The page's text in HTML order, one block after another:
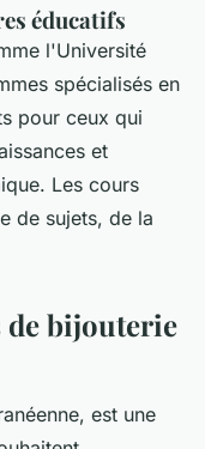
éducatifs
l'Université
spécialisés en
pour ceux qui
et
Les cours
de sujets, de la
de bijouterie
est une